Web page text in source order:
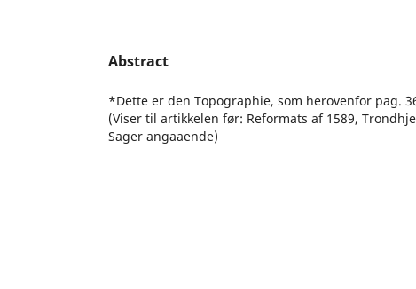
Abstract
*Dette er den Topographie, som herovenfor pag.
(Viser til artikkelen før: Reformats af 1589,
Sager angaaende)